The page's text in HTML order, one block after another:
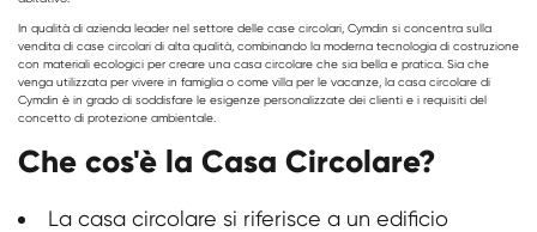
In qualità di azienda leader nel settore delle case circolari, Cymdin si concentra sulla
vendita di case circolari di alta qualità, combinando la moderna tecnologia di costruzione
con materiali ecologici per creare una casa circolare che sia bella e pratica. Sia che
venga utilizzata per vivere in famiglia o come villa per le vacanze, la casa circolare di
Cymdin è in grado di soddisfare le esigenze personalizzate dei clienti e i requisiti del
concetto di protezione ambientale.
Che cos'è la Casa Circolare?
La casa circolare si riferisce a un edificio